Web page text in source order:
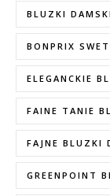
BLUZKI DAMSKI
BONPRIX
ELEGANCKIE
FAINE TANIE
FAJNE BLUZKI
GREENPOINT